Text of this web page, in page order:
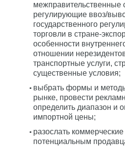
межправительственные
регулирующие ввоз/
государственного
торговли в стране-
особенности
отношении
транспортные услуги,
существенные условия;
выбрать формы и
рынке, провести
определить диапазон и
импортной цены;
разослать
потенциальным